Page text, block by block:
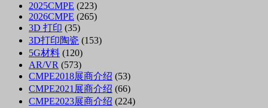
2025CMPE (223)
2026CMPE (265)
3D 打印 (35)
3D打印陶瓷 (153)
5G材料 (120)
AR/VR (573)
CMPE2018展商介绍 (53)
CMPE2021展商介绍 (66)
CMPE2023展商介绍 (224)